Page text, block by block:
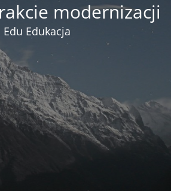
modernizacji
Edu Edukacja